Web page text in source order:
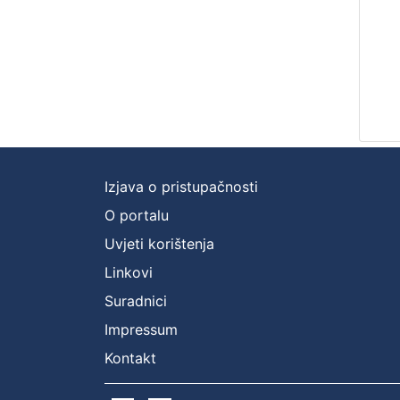
Izjava o pristupačnosti
O portalu
Uvjeti korištenja
Linkovi
Suradnici
Impressum
Kontakt